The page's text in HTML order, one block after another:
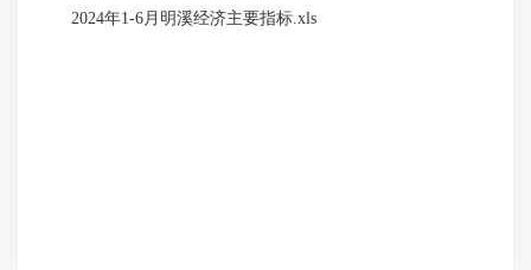
2024年1-6月明溪经济主要指标.xls